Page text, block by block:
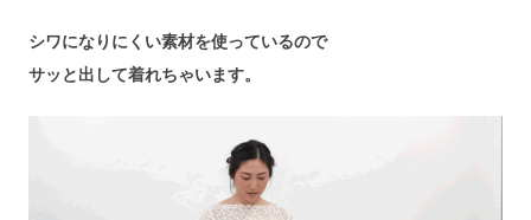
シワになりにくい素材を使っているので
サッと出して着れちゃいます。